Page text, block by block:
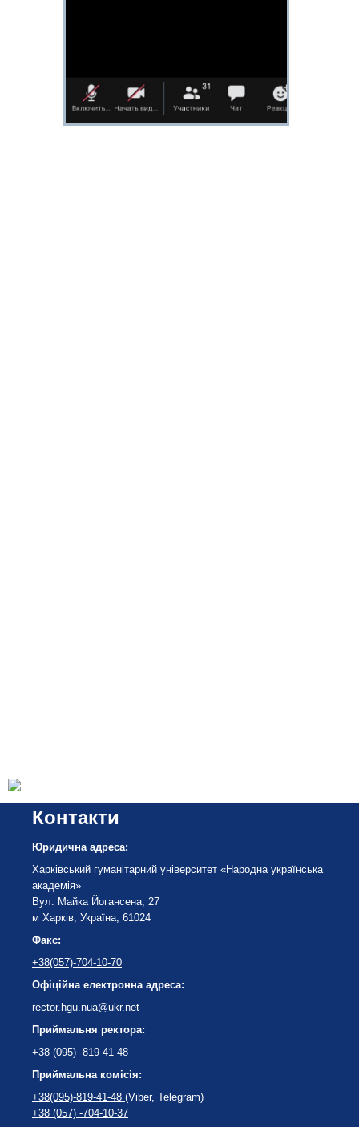
Контакти
Юридична адреса:
Харківський гуманітарний університет «Народна українська
академія»
Вул. Майка Йогансена, 27
м Харків, Україна, 61024
Факс:
+38(057)-704-10-70
Офіційна електронна адреса:
rector.hgu.nua@ukr.net
Приймальня ректора:
+38 (095) -819-41-48
Приймальна комісія:
+38(095)-819-41-48 (Viber, Telegram)
+38 (057) -704-10-37